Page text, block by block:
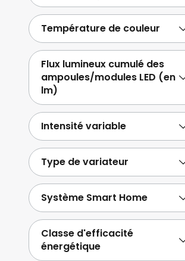
Température de couleur
Flux lumineux cumulé des
ampoules/modules LED (en
lm)
Intensité variable
Type de variateur
Système Smart Home
Classe d'efficacité
énergétique